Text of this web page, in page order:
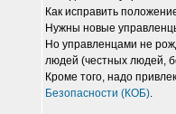
Как исправить
Нужны новые
Но управленцами не
людей (честных людей,
Кроме того, надо
Безопасности (КОБ).